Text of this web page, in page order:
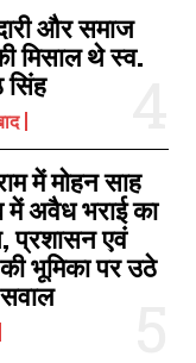
सवार की सड़क दुर्घटना में हुई
और समाज
मिसाल थे स्व.
सिंह
में मोहन साह
में अवैध भराई का
प्रशासन एवं
भूमिका पर उठे